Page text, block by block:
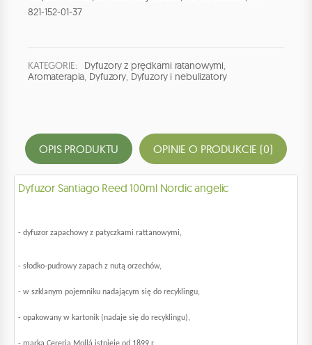
821-152-01-37
KATEGORIE: Dyfuzory z pręcikami ratanowymi,
Aromaterapia, Dyfuzory, Dyfuzory i nebulizatory
OPIS PRODUKTU OPINIE O PRODUKCIE (0)
Dyfuzor Santiago Reed 100ml Nordic angelic
- dyfuzor zapachowy z patyczkami rattanowymi,
- słodko-pudrowy zapach z nutą orzechów,
- w szklanym pojemniku nadającym się do recyklingu,
- opakowany w kartonik (nadaje się do recyklingu),